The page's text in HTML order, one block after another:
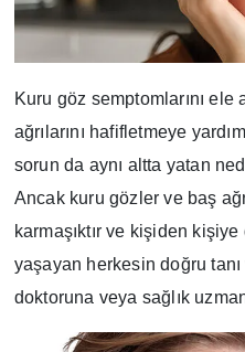
Kuru göz semptomlarını
ağrılarını hafifletmeye
sorun da aynı altta yatan
Ancak kuru gözler ve baş
karmaşıktır ve kişiden
yaşayan herkesin doğru
doktoruna veya sağlık